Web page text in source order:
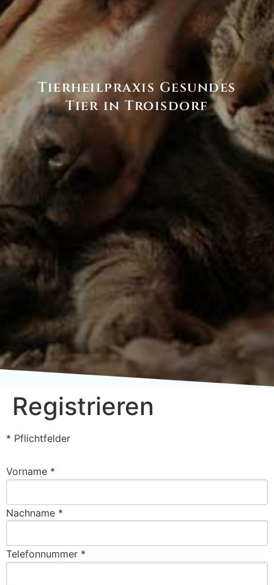
Tierheilpraxis Gesundes
Tier in Troisdorf
Registrieren
* Pflichtfelder
Vorname *
Nachname *
Telefonnummer *